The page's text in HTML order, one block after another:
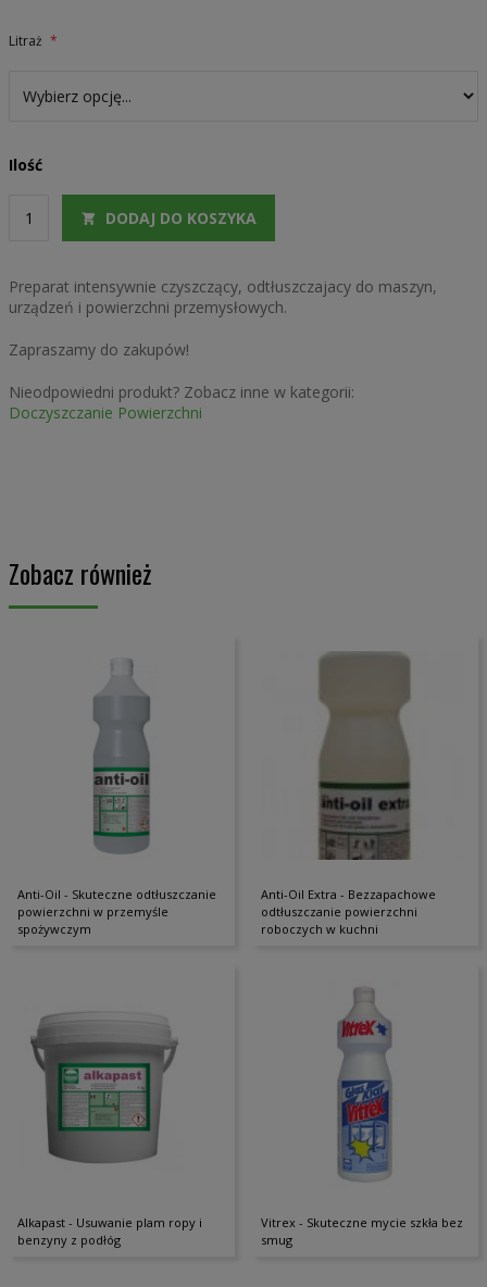
Litraż
Ilość
DODAJ DO KOSZYKA
Preparat intensywnie czyszczący, odtłuszczajacy do maszyn,
urządzeń i powierzchni przemysłowych.
Zapraszamy do zakupów!
Nieodpowiedni produkt? Zobacz inne w kategorii:
Doczyszczanie Powierzchni
Zobacz również
Anti-Oil - Skuteczne odtłuszczanie
powierzchni w przemyśle
spożywczym
Anti-Oil Extra - Bezzapachowe
odtłuszczanie powierzchni
roboczych w kuchni
Alkapast - Usuwanie plam ropy i
benzyny z podłóg
Vitrex - Skuteczne mycie szkła bez
smug